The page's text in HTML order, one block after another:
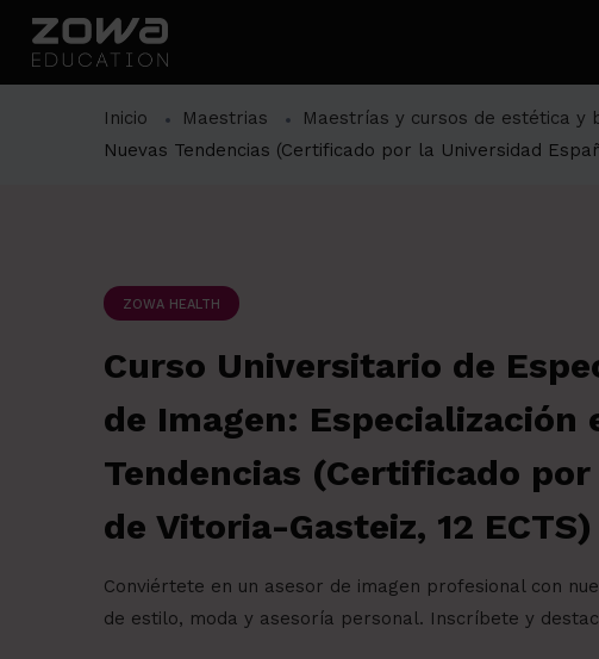
Inicio Maestrias Maestrías y cursos de estética y
Nuevas Tendencias (Certificado por la Universidad
ZOWA HEALTH
Curso Universitario de
de Imagen: Especialización
Tendencias (Certificado
de Vitoria-Gasteiz, 12 ECTS)
Conviértete en un asesor de imagen profesional con
de estilo, moda y asesoría personal. Inscríbete y